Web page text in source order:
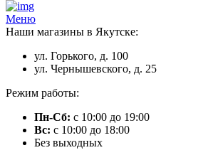
Меню
Наши магазины в Якутске:
ул. Горького, д. 100
ул. Чернышевского, д. 25
Режим работы:
Пн-Сб: с 10:00 до 19:00
Вс: с 10:00 до 18:00
Без выходных